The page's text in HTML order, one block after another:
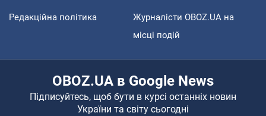
Редакційна політика
Журналісти OBOZ.UA на
місці подій
OBOZ.UA в Google News
Підписуйтесь, щоб бути в курсі останніх новин
України та світу сьогодні